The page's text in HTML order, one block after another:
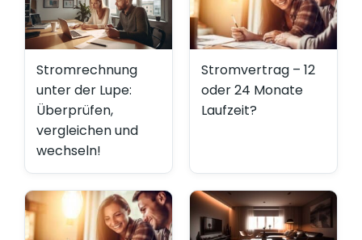
Stromrechnung
unter der Lupe:
Überprüfen,
vergleichen und
wechseln!
Stromvertrag – 12
oder 24 Monate
Laufzeit?